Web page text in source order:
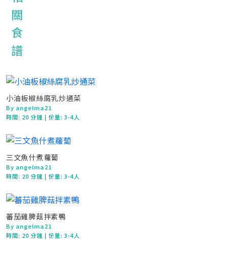
小油板椒絲腐乳炒通菜
By angelma21
時間: 20 分鐘 | 份量: 3-4人
三文魚什煮蘿蔔
By angelma21
時間: 20 分鐘 | 份量: 3-4人
蕃茄雞脾菇拌素鴨
By angelma21
時間: 20 分鐘 | 份量: 3-4人